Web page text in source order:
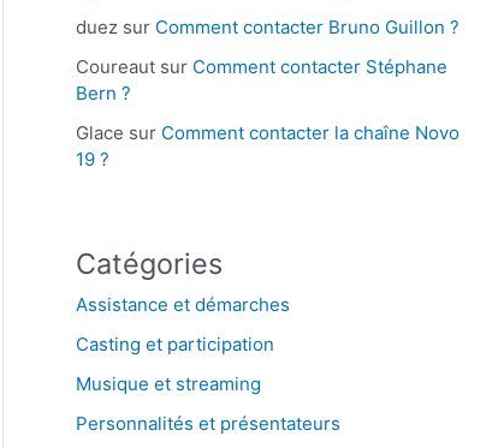
duez sur Comment contacter Bruno Guillon ?
Coureaut sur Comment contacter Stéphane
Bern ?
Glace sur Comment contacter la chaîne Novo
19 ?
Catégories
Assistance et démarches
Casting et participation
Musique et streaming
Personnalités et présentateurs